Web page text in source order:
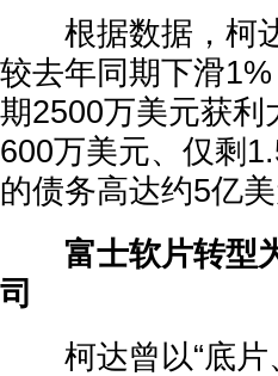
根据数据，柯达
较去年同期下滑
期2500万美元获利
600万美元、仅剩
的债务高达约5亿美
富士软片转型
司
柯达曾以“底片